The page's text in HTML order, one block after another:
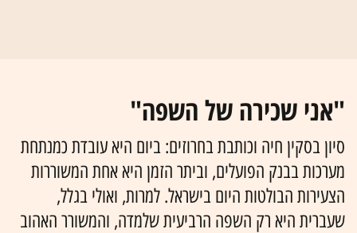
"אני שכירה של השפה"
סיון בסקין חיה וכותבת בחרוזים: ביום היא עובדת כמנתחת
מערכות בבנק הפועלים, וביתר הזמן היא אחת המשוררות
הצעירות הבולטות היום בישראל. למרות, ואולי בגלל,
שעברית היא רק השפה הרביעית שלמדה, והמשורר האהוב